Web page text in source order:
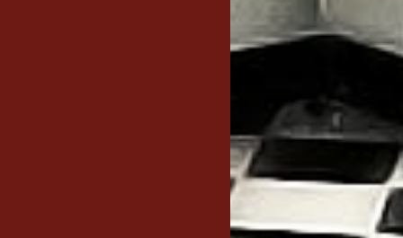
Leistungen & Referenzen
Restauration & Denkmalpflege